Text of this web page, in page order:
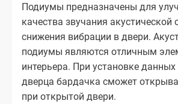
Подиумы предназначены для
качества звучания акустической
снижения вибрации в двери.
подиумы являются отличным
интерьера. При установке
дверца бардачка сможет
при открытой двери.